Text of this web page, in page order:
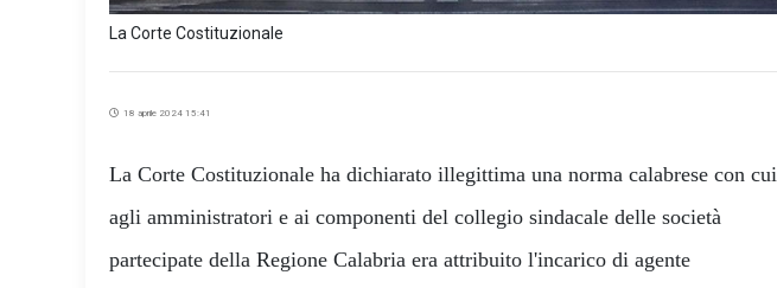
La Corte Costituzionale
18 aprile 2024 15:41
La Corte Costituzionale ha dichiarato illegittima una norma calabrese con cui
agli amministratori e ai componenti del collegio sindacale delle società
partecipate della Regione Calabria era attribuito l'incarico di agente